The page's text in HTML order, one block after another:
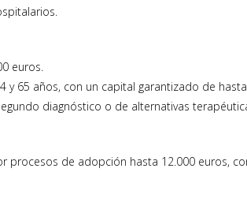
euros.
65 años, con un capital garantizado de
diagnóstico o de alternativas
procesos de adopción hasta 12.000 euros,